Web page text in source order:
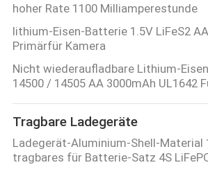
hoher Rate 1100 Milliamperestunde
lithium-Eisen-Batterie 1.5V LiFeS2
Primärfür Kamera
Nicht wiederaufladbare Lithium-
14500 / 14505 AA 3000mAh UL1642
Tragbare Ladegeräte
Ladegerät-Aluminium-Shell-Material
tragbares für Batterie-Satz 4S